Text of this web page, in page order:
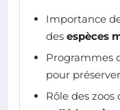
Importance
des espèces
Programmes
pour
Rôle des zoos